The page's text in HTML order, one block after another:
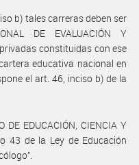
b) tales carreras deben ser
DE EVALUACIÓN Y
privadas constituidas con ese
educativa nacional en
el art. 46, inciso b) de la
EDUCACIÓN, CIENCIA Y
43 de la Ley de Educación